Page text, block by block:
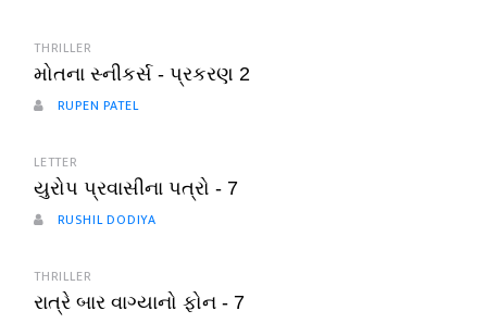
THRILLER
મોતના સ્નીકર્સ - પ્રકરણ 2
RUPEN PATEL
LETTER
યુરોપ પ્રવાસીના પત્રો - 7
RUSHIL DODIYA
THRILLER
રાત્રે બાર વાગ્યાનો ફોન - 7